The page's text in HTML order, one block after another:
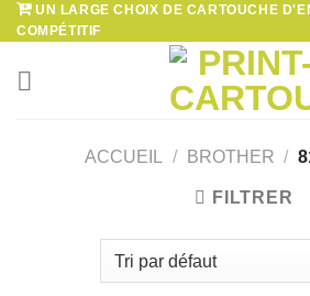
Passer
au
contenu
UN LARGE CHOIX DE CARTOUCHE
COMPÉTITIF
ACCUEIL / BROTHER /
FILTRER